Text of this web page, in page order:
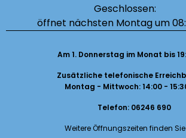
Klicken, um weitere Öffnungs- oder Schließzeiten
Geschlossen:
öffnet nächsten Montag um
Am 1. Donnerstag im Monat bis
Zusätzliche telefonische
Montag - Mittwoch: 14:00 -
Telefon: 06246 690
Weitere Öffnungszeiten finden Sie